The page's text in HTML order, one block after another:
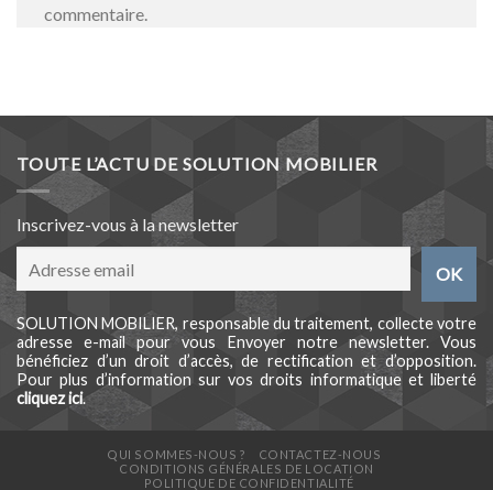
commentaire.
TOUTE L’ACTU DE SOLUTION MOBILIER
Inscrivez-vous à la newsletter
SOLUTION MOBILIER, responsable du traitement, collecte votre
adresse e-mail pour vous Envoyer notre newsletter. Vous
bénéficiez d’un droit d’accès, de rectification et d’opposition.
Pour plus d’information sur vos droits informatique et liberté
cliquez ici.
QUI SOMMES-NOUS ?
CONTACTEZ-NOUS
CONDITIONS GÉNÉRALES DE LOCATION
POLITIQUE DE CONFIDENTIALITÉ